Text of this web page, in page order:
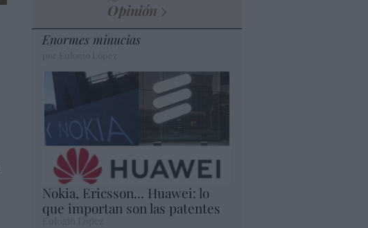
Opinión
Enormes minucias
Nokia, Ericsson... Huawei: lo
que importan son las patentes
Eulogio López